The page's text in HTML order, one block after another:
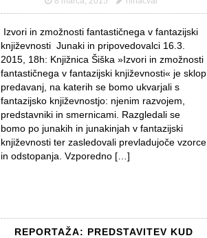
Izvori in zmožnosti fantastičnega v fantazijski
književnosti Junaki in pripovedovalci 16.3.
2015, 18h: Knjižnica Šiška »Izvori in zmožnosti
fantastičnega v fantazijski književnosti« je sklop
predavanj, na katerih se bomo ukvarjali s
fantazijsko književnostjo: njenim razvojem,
predstavniki in smernicami. Razgledali se
bomo po junakih in junakinjah v fantazijski
književnosti ter zasledovali prevladujoče vzorce
in odstopanja. Vzporedno […]
REPORTAŽA: PREDSTAVITEV KUD